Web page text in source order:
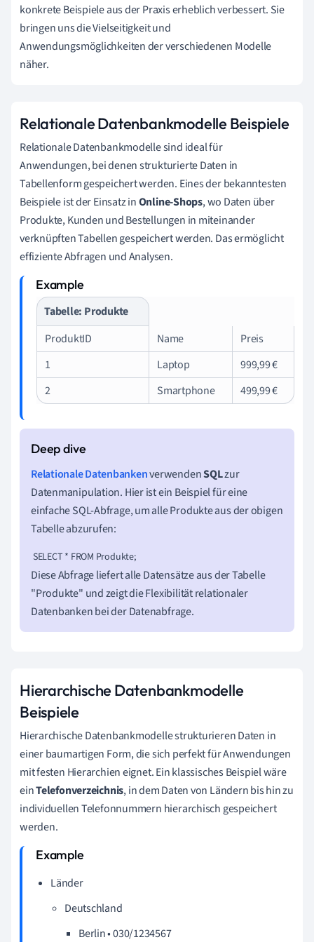
konkrete Beispiele aus der Praxis erheblich verbessert. Sie
bringen uns die Vielseitigkeit und
Anwendungsmöglichkeiten der verschiedenen Modelle
näher.
Relationale Datenbankmodelle Beispiele
Relationale Datenbankmodelle sind ideal für
Anwendungen, bei denen strukturierte Daten in
Tabellenform gespeichert werden. Eines der bekanntesten
Beispiele ist der Einsatz inOnline-Shops, wo Daten über
Produkte, Kunden und Bestellungen in miteinander
verknüpften Tabellen gespeichert werden. Das ermöglicht
effiziente Abfragen und Analysen.
Tabelle: Produkte
ProduktID
Name
Preis
1
Laptop
999,99 €
2
Smartphone 499,99 €
Relationale DatenbankenverwendenSQLzur
Datenmanipulation. Hier ist ein Beispiel für eine
einfache SQL-Abfrage, um alle Produkte aus der obigen
Tabelle abzurufen:
SELECT * FROM Produkte;
Diese Abfrage liefert alle Datensätze aus der Tabelle
"Produkte" und zeigt die Flexibilität relationaler
Datenbanken bei der Datenabfrage.
Hierarchische Datenbankmodelle
Beispiele
Hierarchische Datenbankmodelle strukturieren Daten in
einer baumartigen Form, die sich perfekt für Anwendungen
mit festen Hierarchien eignet. Ein klassisches Beispiel wäre
einTelefonverzeichnis, in dem Daten von Ländern bis hin zu
individuellen Telefonnummern hierarchisch gespeichert
werden.
Länder
Deutschland
Berlin • 030/1234567